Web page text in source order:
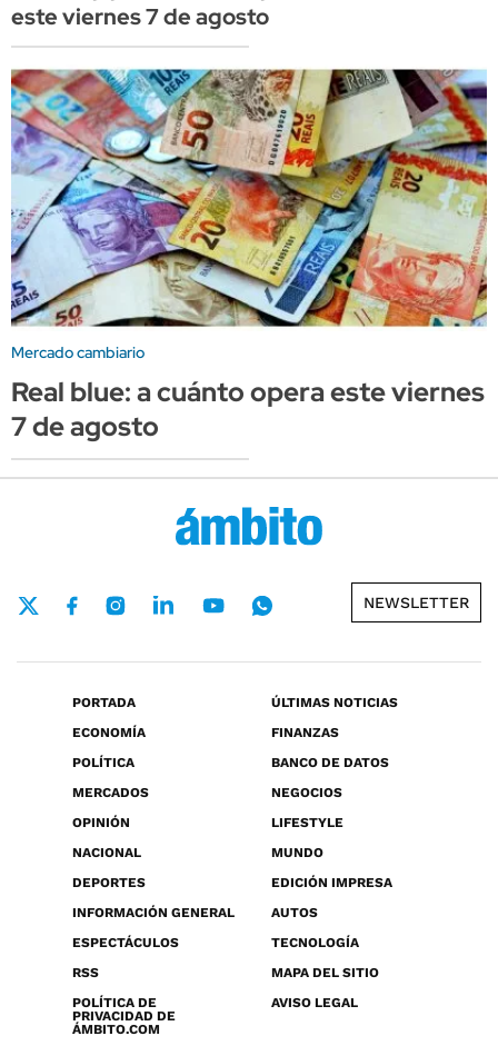
este viernes 7 de agosto
Mercado cambiario
Real blue: a cuánto opera este viernes
7 de agosto
NEWSLETTER
PORTADA
ÚLTIMAS NOTICIAS
ECONOMÍA
FINANZAS
POLÍTICA
BANCO DE DATOS
MERCADOS
NEGOCIOS
OPINIÓN
LIFESTYLE
NACIONAL
MUNDO
DEPORTES
EDICIÓN IMPRESA
INFORMACIÓN GENERAL
AUTOS
ESPECTÁCULOS
TECNOLOGÍA
RSS
MAPA DEL SITIO
POLÍTICA DE
PRIVACIDAD DE
ÁMBITO.COM
AVISO LEGAL